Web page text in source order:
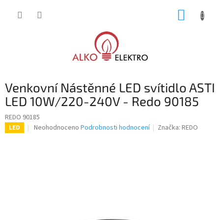
Venkovní Nástěnné LED svítidlo ASTI
LED 10W/220-240V - Redo 90185
REDO 90185
LED
Průměrné
Neohodnoceno Podrobnosti hodnocení Značka:REDO